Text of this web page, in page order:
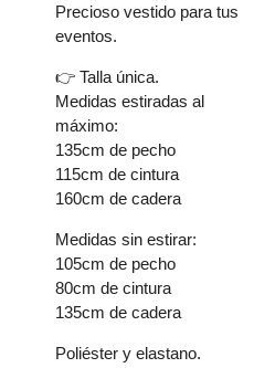
Precioso vestido para tus
eventos.
👉 Talla única.
Medidas estiradas al
máximo:
135cm de pecho
115cm de cintura
160cm de cadera
Medidas sin estirar:
105cm de pecho
80cm de cintura
135cm de cadera
Poliéster y elastano.